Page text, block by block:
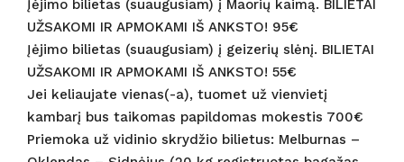
Įėjimo bilietas (suaugusiam) į Maorių kaimą. BILIETAI
UŽSAKOMI IR APMOKAMI IŠ ANKSTO! 95€
Įėjimo bilietas (suaugusiam) į geizerių slėnį. BILIETAI
UŽSAKOMI IR APMOKAMI IŠ ANKSTO! 55€
Jei keliaujate vienas(-a), tuomet už vienvietį
kambarį bus taikomas papildomas mokestis 700€
Priemoka už vidinio skrydžio bilietus: Melburnas –